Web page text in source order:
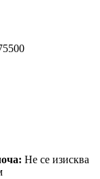
Не се изисква